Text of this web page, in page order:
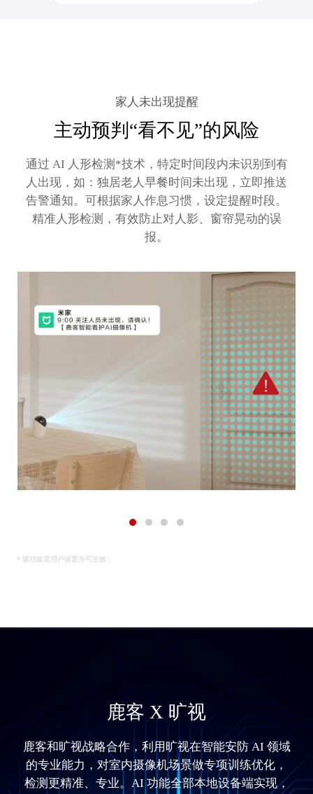
家人未出现提醒
主动预判“看不见”的风险
通过 AI 人形检测*技术，特定时间段内未识别到有
人出现，如：独居老人早餐时间未出现，立即推送
告警通知。可根据家人作息习惯，设定提醒时段。
精准人形检测，有效防止对人影、窗帘晃动的误
报。
* 该功能需用户设置方可生效；
鹿客 X 旷视
鹿客和旷视战略合作，利用旷视在智能安防 AI 领域
的专业能力，对室内摄像机场景做专项训练优化，
检测更精准、专业。AI 功能全部本地设备端实现，